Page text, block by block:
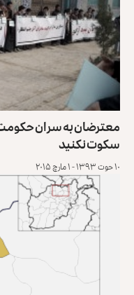
سکوت نکنید
۱۰ حوت ۱۳۹۳ - ۱ مارچ ۲۰۱۵